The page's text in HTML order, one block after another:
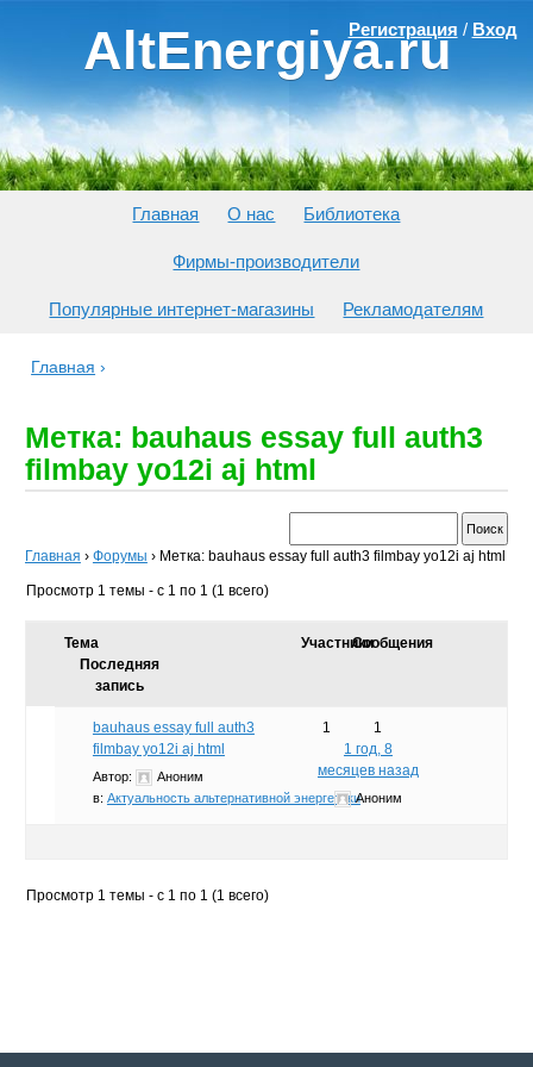
AltEnergiya.ru
Регистрация / Вход
Главная О нас Библиотека
Фирмы-производители
Популярные интернет-магазины Рекламодателям
Главная ›
Метка: bauhaus essay full auth3
filmbay yo12i aj html
Главная › Форумы › Метка: bauhaus essay full auth3 filmbay yo12i aj html
Просмотр 1 темы - с 1 по 1 (1 всего)
Тема УчастникиСообщения
Последняя
запись
bauhaus essay full auth3
filmbay yo12i aj html
Автор:
Аноним
в: Актуальность альтернативной энергетики
1
1
1 год, 8
месяцев назад
Аноним
Просмотр 1 темы - с 1 по 1 (1 всего)